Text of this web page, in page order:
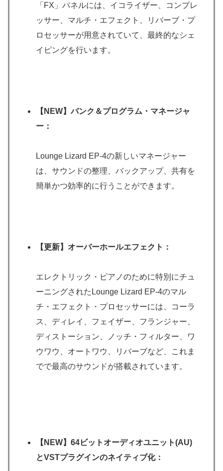
「FX」パネルには、イコライザー、コンプレ
ッサー、マルチ・エフェクト、リバーブ・プ
ロセッサーが用意されていて、最終的なシェ
イピングを行います。
【NEW】バンク＆プログラム・マネージャ
ー：
Lounge Lizard EP-4の新しいマネージャー
は、サウンドの整理、バックアップ、共有を
簡単かつ効率的に行うことができます。
【更新】オーバーホールエフェクト：
エレクトリック・ピアノのために特別にチュ
ーニングされたLounge Lizard EP-4のマル
チ・エフェクト・プロセッサーには、コーラ
ス、ディレイ、フェイザー、フランジャー、
ディストーション、ノッチ・フィルター、ワ
ウワウ、オートワウ、リバーブなど、これま
でで最高のサウンドが搭載されています。
【NEW】64ビットオーディオユニット(AU)
とVSTプラグインのネイティブ化：